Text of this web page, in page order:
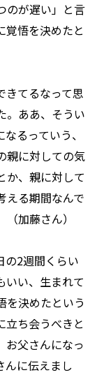
のが遅い」と言
覚悟を決めたと
きてるなって思
。ああ、そうい
るっていう、
親に対しての気
か、親に対して
える期間なんで
加藤さん）
の2週間くらい
いい、生まれて
を決めたという
立ち会うべきと
お父さんになっ
んに伝えまし